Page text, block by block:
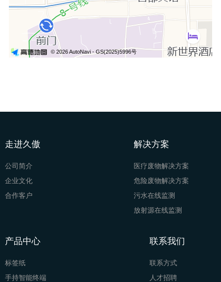
走进久傲
公司简介
企业文化
合作客户
解决方案
医疗废物解决方案
危险废物解决方案
污水在线监测
放射源在线监测
产品中心
标签纸
手持智能终端
联系我们
联系方式
人才招聘